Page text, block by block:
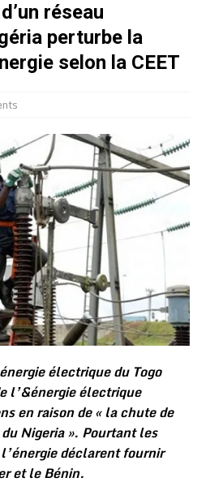
réseau
perturbe la
selon la CEET
électrique du Togo
l’&énergie électrique
en raison de « la chute de
Nigeria ». Pourtant les
déclarent fournir
et le Bénin.